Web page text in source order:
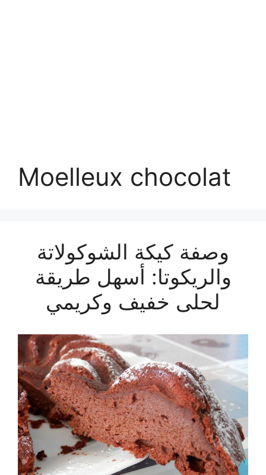
Moelleux chocolat
وصفة كيكة الشوكولاتة
والريكوتا: أسهل طريقة
لحلى خفيف وكريمي